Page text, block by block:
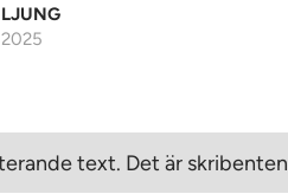
text. Det är